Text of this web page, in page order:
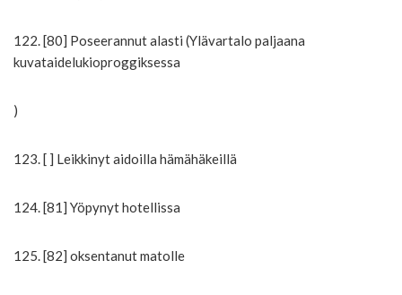
122. [80] Poseerannut alasti (Ylävartalo paljaana
kuvataidelukioproggiksessa
)
123. [ ] Leikkinyt aidoilla hämähäkeillä
124. [81] Yöpynyt hotellissa
125. [82] oksentanut matolle